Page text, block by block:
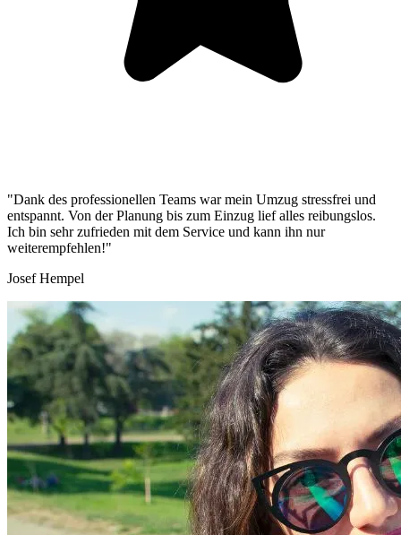
"Dank des professionellen Teams war mein Umzug stressfrei und
entspannt. Von der Planung bis zum Einzug lief alles reibungslos.
Ich bin sehr zufrieden mit dem Service und kann ihn nur
weiterempfehlen!"
Josef Hempel